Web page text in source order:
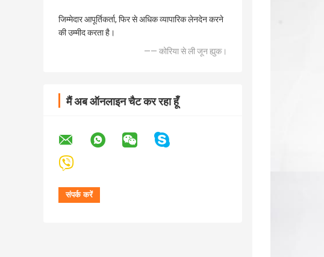
जिम्मेदार आपूर्तिकर्ता, फिर से अधिक व्यापारिक लेनदेन करने
की उम्मीद करता है।
—— कोरिया से ली जून ह्युक।
मैं अब ऑनलाइन चैट कर रहा हूँ